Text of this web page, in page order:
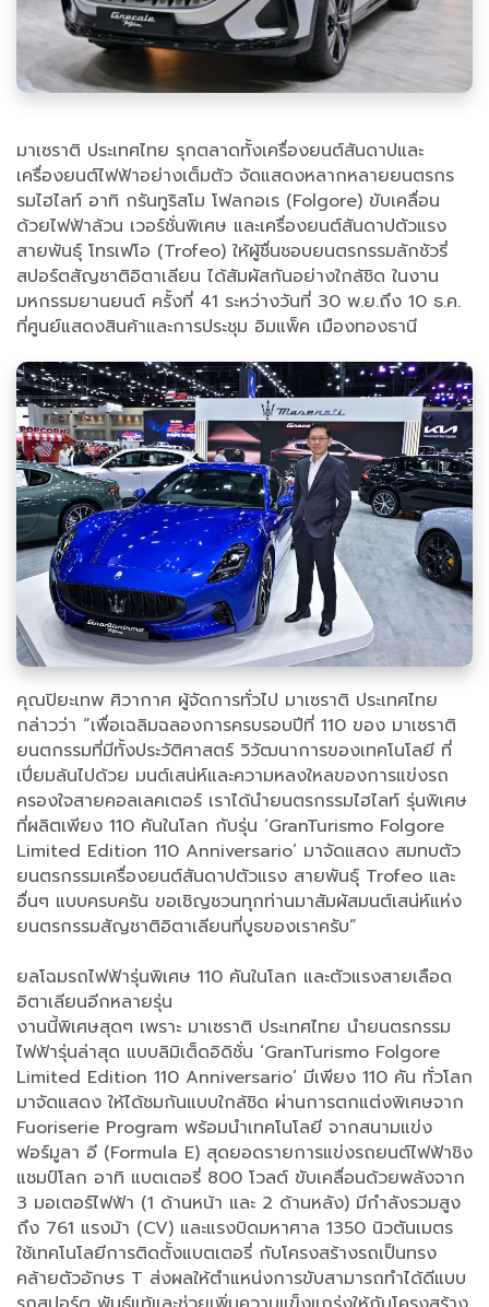
มาเซราติ ประเทศไทย รุกตลาดทั้งเครื่องยนต์สันดาปและ
เครื่องยนต์ไฟฟ้าอย่างเต็มตัว จัดแสดงหลากหลายยนตรกร
รมไฮไลท์ อาทิ กรันทูริสโม โฟลกอเร (Folgore) ขับเคลื่อน
ด้วยไฟฟ้าล้วน เวอร์ชั่นพิเศษ และเครื่องยนต์สันดาปตัวแรง
สายพันธุ์ โทรเฟโอ (Trofeo) ให้ผู้ชื่นชอบยนตรกรรมลักชัวรี่
สปอร์ตสัญชาติอิตาเลียน ได้สัมผัสกันอย่างใกล้ชิด ในงาน
มหกรรมยานยนต์ ครั้งที่ 41 ระหว่างวันที่ 30 พ.ย.ถึง 10 ธ.ค.
ที่ศูนย์แสดงสินค้าและการประชุม อิมแพ็ค เมืองทองธานี
คุณปิยะเทพ ศิวากาศ ผู้จัดการทั่วไป มาเซราติ ประเทศไทย
กล่าวว่า “เพื่อเฉลิมฉลองการครบรอบปีที่ 110 ของ มาเซราติ
ยนตกรรมที่มีทั้งประวัติศาสตร์ วิวัฒนาการของเทคโนโลยี ที่
เปี่ยมล้นไปด้วย มนต์เสน่ห์และความหลงใหลของการแข่งรถ
ครองใจสายคอลเลคเตอร์ เราได้นำยนตรกรรมไฮไลท์ รุ่นพิเศษ
ที่ผลิตเพียง 110 คันในโลก กับรุ่น ‘GranTurismo Folgore
Limited Edition 110 Anniversario’ มาจัดแสดง สมทบตัว
ยนตรกรรมเครื่องยนต์สันดาปตัวแรง สายพันธุ์ Trofeo และ
อื่นๆ แบบครบครัน ขอเชิญชวนทุกท่านมาสัมผัสมนต์เสน่ห์แห่ง
ยนตรกรรมสัญชาติอิตาเลียนที่บูธของเราครับ”
ยลโฉมรถไฟฟ้ารุ่นพิเศษ 110 คันในโลก และตัวแรงสายเลือด
อิตาเลียนอีกหลายรุ่น
งานนี้พิเศษสุดๆ เพราะ มาเซราติ ประเทศไทย นำยนตรกรรม
ไฟฟ้ารุ่นล่าสุด แบบลิมิเต็ดอิดิชั่น ‘GranTurismo Folgore
Limited Edition 110 Anniversario’ มีเพียง 110 คัน ทั่วโลก
มาจัดแสดง ให้ได้ชมกันแบบใกล้ชิด ผ่านการตกแต่งพิเศษจาก
Fuoriserie Program พร้อมนำเทคโนโลยี จากสนามแข่ง
ฟอร์มูลา อี (Formula E) สุดยอดรายการแข่งรถยนต์ไฟฟ้าชิง
แชมป์โลก อาทิ แบตเตอรี่ 800 โวลต์ ขับเคลื่อนด้วยพลังจาก
3 มอเตอร์ไฟฟ้า (1 ด้านหน้า และ 2 ด้านหลัง) มีกำลังรวมสูง
ถึง 761 แรงม้า (CV) และแรงบิดมหาศาล 1350 นิวตันเมตร
ใช้เทคโนโลยีการติดตั้งแบตเตอรี่ กับโครงสร้างรถเป็นทรง
คล้ายตัวอักษร T ส่งผลให้ตำแหน่งการขับสามารถทำได้ดีแบบ